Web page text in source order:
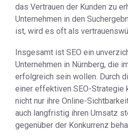
das Vertrauen der Kunden zu
Unternehmen in den
ist, wird es oft als
Insgesamt ist SEO ein
Unternehmen in Nürnberg, die
erfolgreich sein wollen. Durch
einer effektiven SEO-Strategie
nicht nur ihre Online-
auch langfristig ihren Umsatz
gegenüber der Konkurrenz